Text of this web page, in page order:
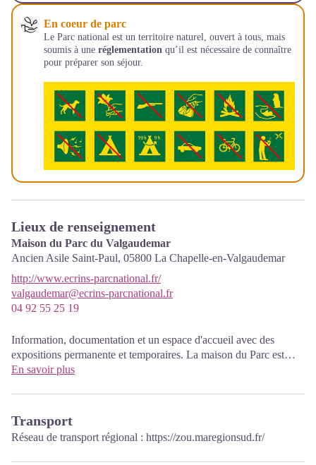
En coeur de parc
Le Parc national est un territoire naturel, ouvert à tous, mais
soumis à une réglementation qu’il est nécessaire de connaître
pour préparer son séjour.
Lieux de renseignement
Maison du Parc du Valgaudemar
Ancien Asile Saint-Paul, 05800 La Chapelle-en-Valgaudemar
http://www.ecrins-parcnational.fr/
valgaudemar@ecrins-parcnational.fr
04 92 55 25 19
Information, documentation et un espace d'accueil avec des
expositions permanente et temporaires. La maison du Parc est
labellisée «Tourisme et handicap». Entrée libre. Toutes les
En savoir plus
Transport
Réseau de transport régional : https://zou.maregionsud.fr/